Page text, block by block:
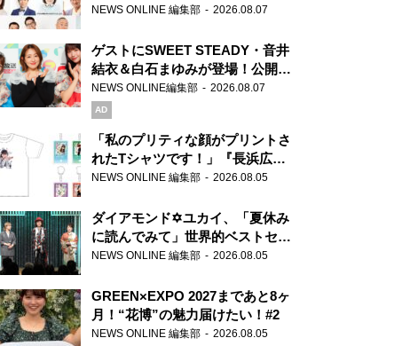
場！『ラジオビバリー昼ズ』
NEWS ONLINE 編集部 2026.08.07
ゲストにSWEET STEADY・音井
結衣＆白石まゆみが登場！公開収
録で素顔全開！
NEWS ONLINE編集部 2026.08.07
AD
「私のプリティな顔がプリントさ
れたTシャツです！」『長浜広奈
天下無双』初の番組グッズ発売
NEWS ONLINE 編集部 2026.08.05
ダイアモンド✡ユカイ、「夏休み
に読んでみて」世界的ベストセラ
ー『アナスタシア』を紹介
NEWS ONLINE 編集部 2026.08.05
GREEN×EXPO 2027まであと8ヶ
月！“花博”の魅力届けたい！#2
NEWS ONLINE 編集部 2026.08.05